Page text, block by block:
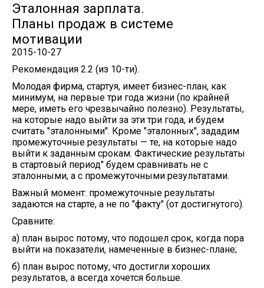
Эталонная зарплата.
Планы продаж в системе
мотивации
2015-10-27
Рекомендация 2.2 (из 10-ти).
Молодая фирма, стартуя, имеет бизнес-план, как
минимум, на первые три года жизни (по крайней
мере, иметь его чрезвычайно полезно). Результаты,
на которые надо выйти за эти три года, и будем
считать "эталонными". Кроме "эталонных", зададим
промежуточные результаты — те, на которые надо
выйти к заданным срокам. Фактические результаты
в стартовый период" будем сравнивать не с
эталонными, а с промежуточными результатами.
Важный момент: промежуточные результаты
задаются на старте, а не по "факту" (от достигнутого).
Сравните:
а) план вырос потому, что подошел срок, когда пора
выйти на показатели, намеченные в бизнес-плане;
б) план вырос потому, что достигли хороших
результатов, а всегда хочется больше.